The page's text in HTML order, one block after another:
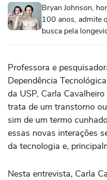
Bryan Johnson,
100 anos, admite
busca pela
Professora e
Dependência
da USP, Carla
trata de um transtorno
sim de um termo
essas novas interações
da tecnologia e,
Nesta entrevista, Carla